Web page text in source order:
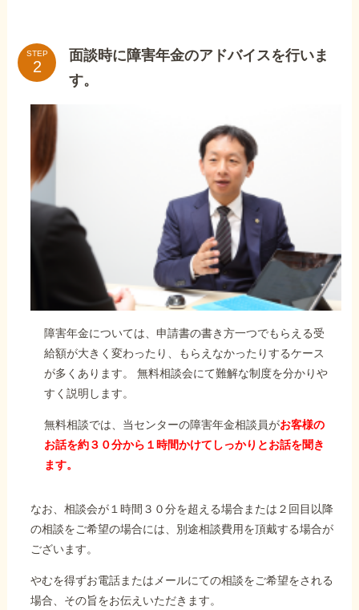
STEP
面談時に障害年金のアドバイスを行いま
す。
障害年金については、申請書の書き方一つでもらえる受
給額が大きく変わったり、もらえなかったりするケース
が多くあります。 無料相談会にて難解な制度を分かりや
すく説明します。
無料相談では、当センターの障害年金相談員がお客様の
お話を約３０分から１時間かけてしっかりとお話を聞き
ます。
なお、相談会が１時間３０分を超える場合または２回目以降
の相談をご希望の場合には、別途相談費用を頂戴する場合が
ございます。
やむを得ずお電話またはメールにての相談をご希望をされる
場合、その旨をお伝えいただきます。